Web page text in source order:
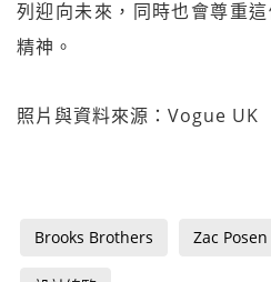
列迎向未來，同時也會尊重
精神。
照片與資料來源：Vogue UK
Brooks Brothers Zac Posen